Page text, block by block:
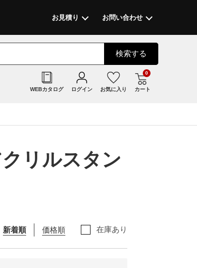
お見積り お問い合わせ
検索する
WEBカタログ ログイン お気に入り カート
0
リルスタン
新着順 価格順 在庫あり